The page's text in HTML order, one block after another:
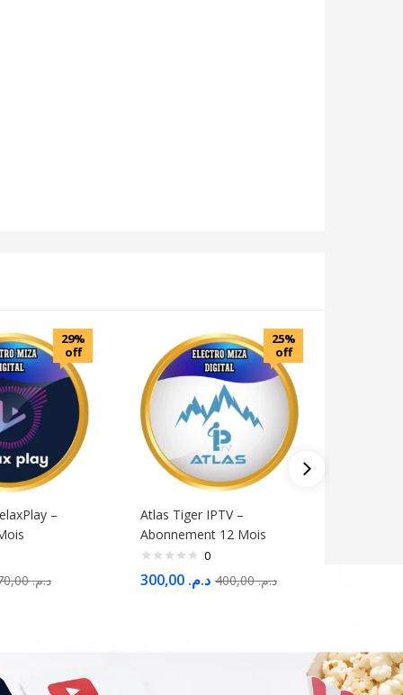
29%
off
–
د.م.70,00
25%
off
Atlas Tiger IPTV –
Abonnement 12 Mois
0
د.م. د.م.400,00